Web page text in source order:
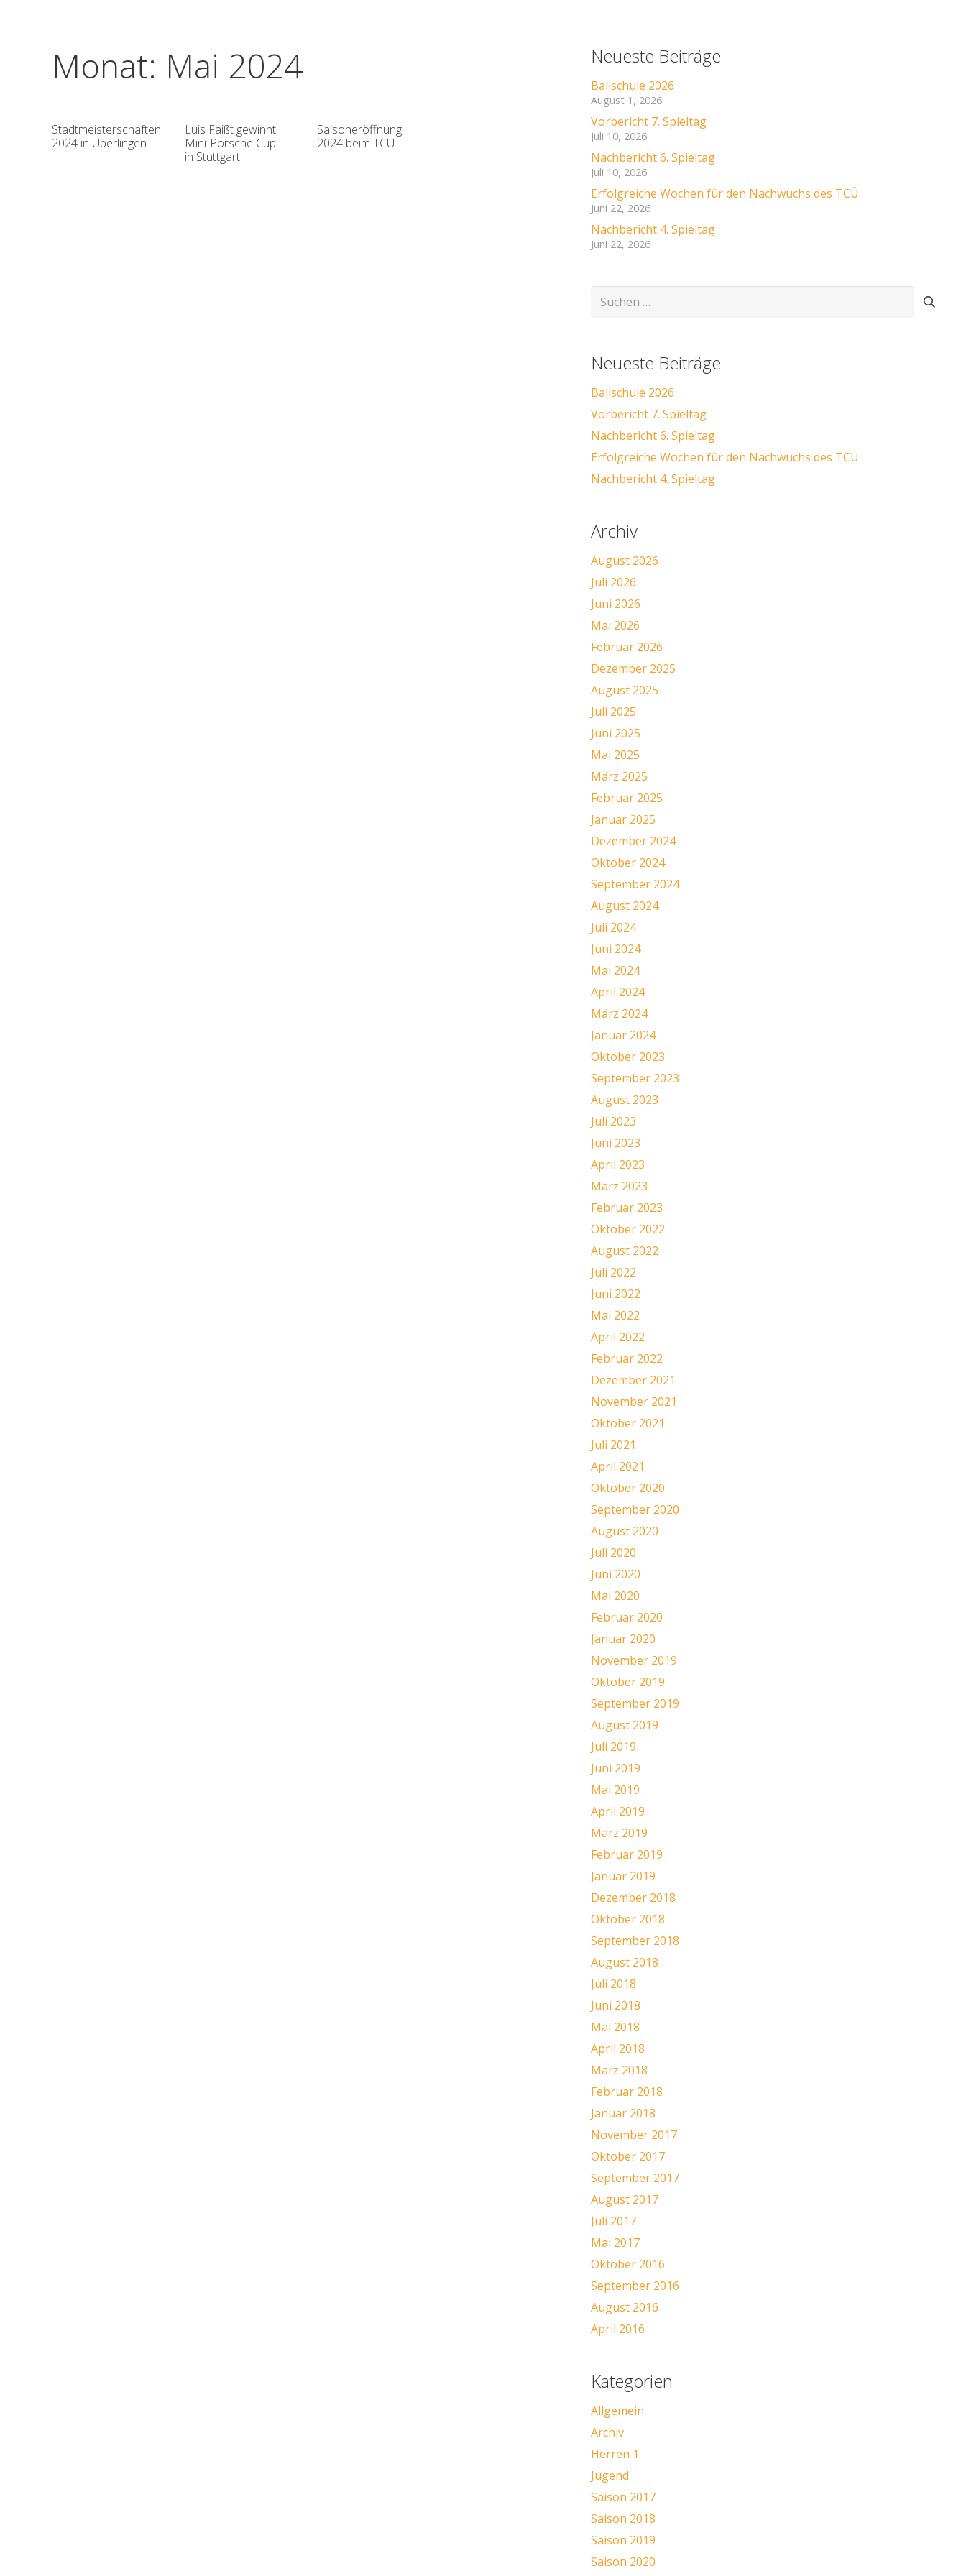
Monat: Mai 2024
Stadtmeisterschaften
2024 in Überlingen
Luis Faißt gewinnt
Mini-Porsche Cup
in Stuttgart
Saisoneröffnung
2024 beim TCÜ
Neueste Beiträge
Ballschule 2026
August 1, 2026
Vorbericht 7. Spieltag
Juli 10, 2026
Nachbericht 6. Spieltag
Juli 10, 2026
Erfolgreiche Wochen für den Nachwuchs des TCÜ
Juni 22, 2026
Nachbericht 4. Spieltag
Juni 22, 2026
Suchen
Neueste Beiträge
Ballschule 2026
Vorbericht 7. Spieltag
Nachbericht 6. Spieltag
Erfolgreiche Wochen für den Nachwuchs des TCÜ
Nachbericht 4. Spieltag
Archiv
August 2026
Juli 2026
Juni 2026
Mai 2026
Februar 2026
Dezember 2025
August 2025
Juli 2025
Juni 2025
Mai 2025
März 2025
Februar 2025
Januar 2025
Dezember 2024
Oktober 2024
September 2024
August 2024
Juli 2024
Juni 2024
Mai 2024
April 2024
März 2024
Januar 2024
Oktober 2023
September 2023
August 2023
Juli 2023
Juni 2023
April 2023
März 2023
Februar 2023
Oktober 2022
August 2022
Juli 2022
Juni 2022
Mai 2022
April 2022
Februar 2022
Dezember 2021
November 2021
Oktober 2021
Juli 2021
April 2021
Oktober 2020
September 2020
August 2020
Juli 2020
Juni 2020
Mai 2020
Februar 2020
Januar 2020
November 2019
Oktober 2019
September 2019
August 2019
Juli 2019
Juni 2019
Mai 2019
April 2019
März 2019
Februar 2019
Januar 2019
Dezember 2018
Oktober 2018
September 2018
August 2018
Juli 2018
Juni 2018
Mai 2018
April 2018
März 2018
Februar 2018
Januar 2018
November 2017
Oktober 2017
September 2017
August 2017
Juli 2017
Mai 2017
Oktober 2016
September 2016
August 2016
April 2016
Kategorien
Allgemein
Archiv
Herren 1
Jugend
Saison 2017
Saison 2018
Saison 2019
Saison 2020